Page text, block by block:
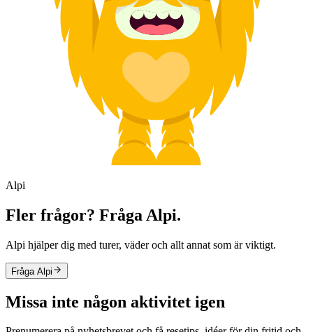
Alpi
Fler frågor? Fråga Alpi.
Alpi hjälper dig med turer, väder och allt annat som är viktigt.
Fråga Alpi
Missa inte någon aktivitet igen